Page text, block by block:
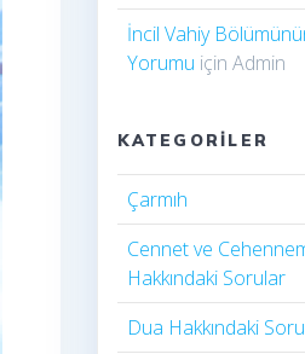
İncil Vahiy
Yorumu içinAdmin
KATEGORILER
Çarmıh​
Cennet ve
Hakkındaki Sorular
Dua Hakkındaki